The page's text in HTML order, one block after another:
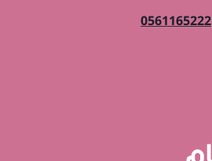
0561165222